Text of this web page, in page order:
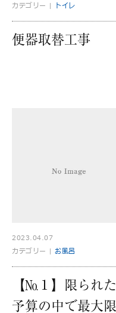
カテゴリー | トイレ
便器取替工事
2023.04.07
カテゴリー | お風呂
【№１】限られた
予算の中で最大限